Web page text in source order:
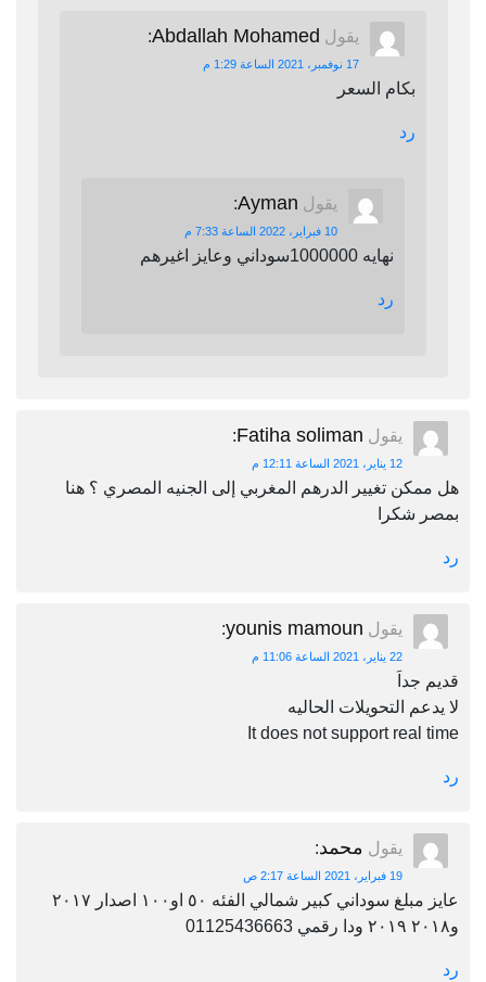
يقول Abdallah Mohamed
:
17 نوفمبر، 2021 الساعة 1:29 م
بكام السعر
رد
يقول Ayman
:
10 فبراير، 2022 الساعة 7:33 م
نهايه 1000000سوداني وعايز اغيرهم
رد
يقول Fatiha soliman
:
12 يناير، 2021 الساعة 12:11 م
هل ممكن تغيير الدرهم المغربي إلى الجنيه المصري ؟ هنا
بمصر شكرا
رد
يقول younis mamoun
:
22 يناير، 2021 الساعة 11:06 م
قديم جداَ
لا يدعم التحويلات الحاليه
It does not support real time
رد
يقول محمد:
19 فبراير، 2021 الساعة 2:17 ص
عايز مبلغ سوداني كبير شمالي الفئه ٥٠ او١٠٠ اصدار ٢٠١٧
و٢٠١٨ ٢٠١٩ ودا رقمي 01125436663
رد